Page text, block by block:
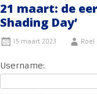
21 maart: de
Shading Day’
15 maart 2023 Roel
Username: